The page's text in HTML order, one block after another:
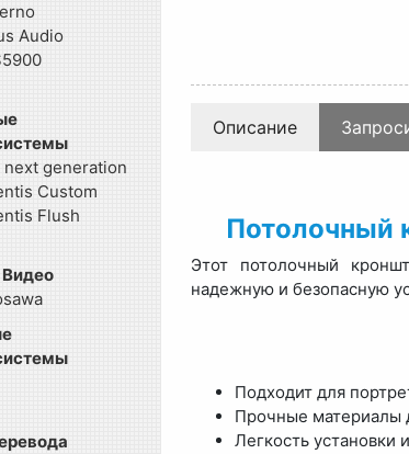
Audio
next generation
Custom
Flush
Описание
Потолочный
Этот потолочный
надежную и безопасную
Подходит для
Прочные материалы
Легкость установки